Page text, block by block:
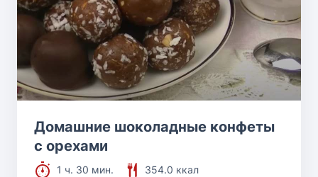
Домашние шоколадные конфеты
с орехами
1 ч. 30 мин.
354.0 ккал